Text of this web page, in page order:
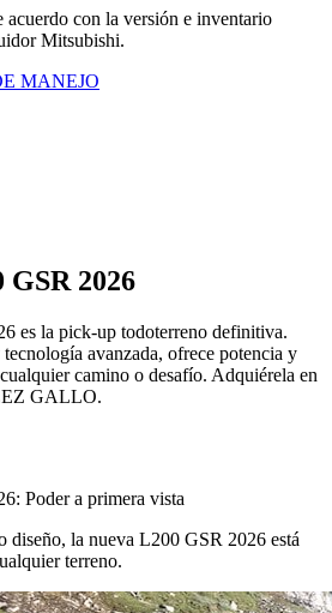
con la versión e inventario
Mitsubishi.
MANEJO
2026
es la pick-up todoterreno definitiva.
avanzada, ofrece potencia y
camino o desafío. Adquiérela en
GALLO.
Poder a primera vista
diseño, la nueva L200 GSR 2026 está
terreno.